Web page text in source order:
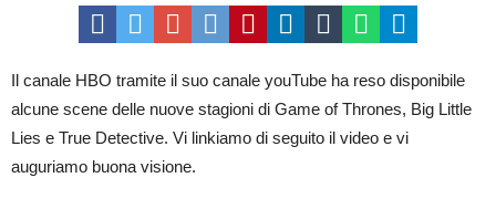
immagini
delle
stagioni
di
Game
Thrones,
Big
Il canale HBO tramite il suo canale youTube ha reso disponibile
alcune scene delle nuove stagioni di Game of Thrones, Big Little
Lies e True Detective. Vi linkiamo di seguito il video e vi
auguriamo buona visione.